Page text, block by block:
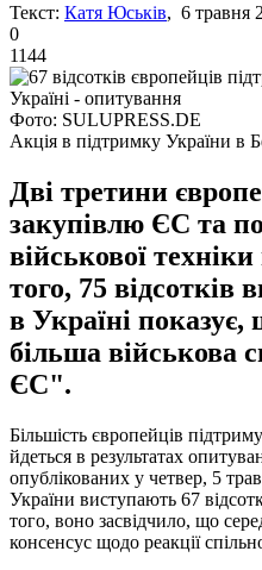
Текст: Катя Юськів, 6 травня
0
1144
Фото: SULUPRESS.DE
Акція в підтримку України в
Дві третини
закупівлю ЄС та
військової
того, 75
в Україні
більша військова
ЄС".
Більшість європейців
йдеться в результатах
опублікованих у четвер, 5
України виступають 67
того, воно засвідчило, що
консенсус щодо реакції